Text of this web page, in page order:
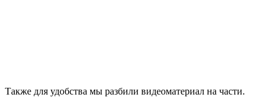
Также для удобства мы разбили видеоматериал на части.